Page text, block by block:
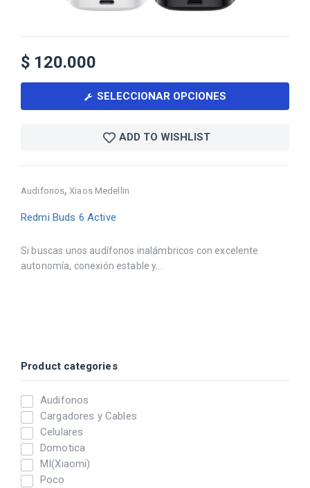
Product categories
Audifonos
Cargadores y Cables
Celulares
Domotica
MI(Xiaomi)
Poco
Audifonos,Xiaos Medellin
Redmi Buds 6 Active
Si buscas unos audífonos inalámbricos con excelente
autonomía, conexión estable y...
$ 120.000
SELECCIONAR OPCIONES
ADD TO WISHLIST